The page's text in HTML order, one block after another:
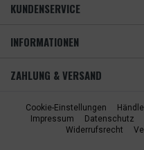
KUNDENSERVICE
INFORMATIONEN
ZAHLUNG & VERSAND
Cookie-Einstellungen
Impressum
Datenschutz
Widerrufsrecht